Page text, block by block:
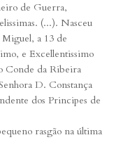
de Guerra,
(...). Nasceu
a 13 de
e Excellentissimo
Conde da Ribeira
D. Constança
dos Principes de
rasgão na última